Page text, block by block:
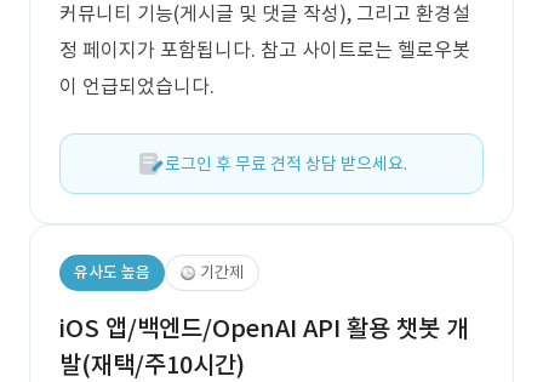
커뮤니티 기능(게시글 및 댓글 작성), 그리고 환경설
정 페이지가 포함됩니다. 참고 사이트로는 헬로우봇
이 언급되었습니다.
로그인 후 무료 견적 상담 받으세요.
유사도 높음 기간제
iOS 앱/백엔드/OpenAI API 활용 챗봇 개
발(재택/주10시간)